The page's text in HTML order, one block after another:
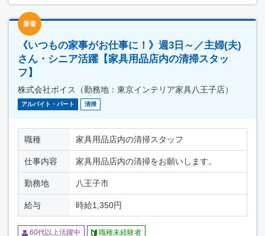
新着
《いつもの家事がお仕事に！》週3日～／主婦(夫)
さん・シニア活躍【家具用品店内の清掃スタッ
フ】
株式会社ボイス（勤務地：東京インテリア家具八王子店）
アルバイト・パート 清掃
職種 家具用品店内の清掃スタッフ
仕事内容 家具用品店内の清掃をお願いします。
勤務地 八王子市
給与 時給1,350円
60代以上活躍中 職種未経験者